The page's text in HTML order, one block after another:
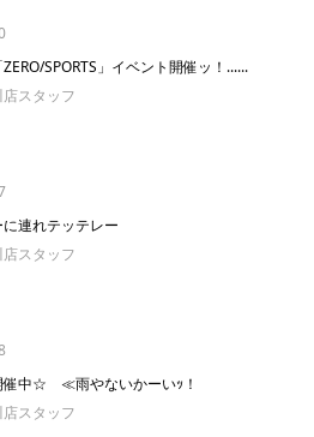
SPORTS」イベント開催ッ！......
スタッフ
連れテッテレー
スタッフ
中☆ ≪雨やないかーいｯ！
スタッフ